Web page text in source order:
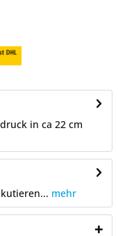
in ca 22 cm
mehr